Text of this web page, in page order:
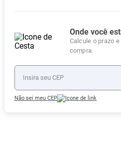
Onde você
Calcule o prazo
compra.
Não sei meu CEP